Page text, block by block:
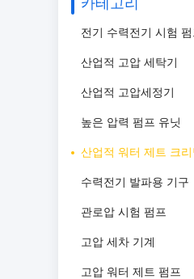
전기 수력전기 시험 펌
산업적 고압 세탁기
산업적 고압세정기
높은 압력 펌프 유닛
산업적 워터 제트 크리
수력전기 발파용 기구
관로압 시험 펌프
고압 세차 기계
고압 워터 제트 펌프